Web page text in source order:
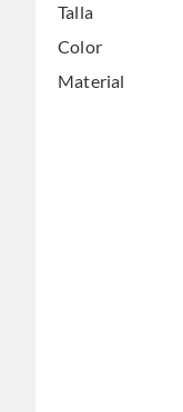
Talla
Color
Material